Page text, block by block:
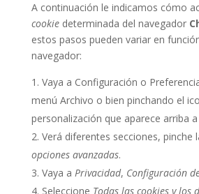
A continuación le indicamos cómo
cookiedeterminada del navegador
estos pasos pueden variar en
navegador:
Vaya a Configuración o
menú Archivo o bien pinchando el
personalización que aparece arriba
Verá diferentes secciones, pinche
opciones avanzadas.
Vaya a Privacidad, Configuración
Seleccione Todas las cookiesy los